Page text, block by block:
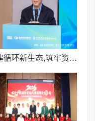
构建循环新生态,筑牢资源安全线